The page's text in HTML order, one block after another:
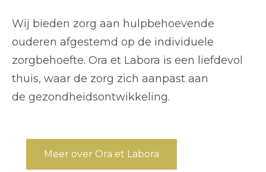
Wij bieden zorg aan hulpbehoevende
ouderen afgestemd op de individuele
zorgbehoefte. Ora et Labora is een liefdevol
thuis, waar de zorg zich aanpast aan
de gezondheidsontwikkeling.
Meer over Ora et Labora